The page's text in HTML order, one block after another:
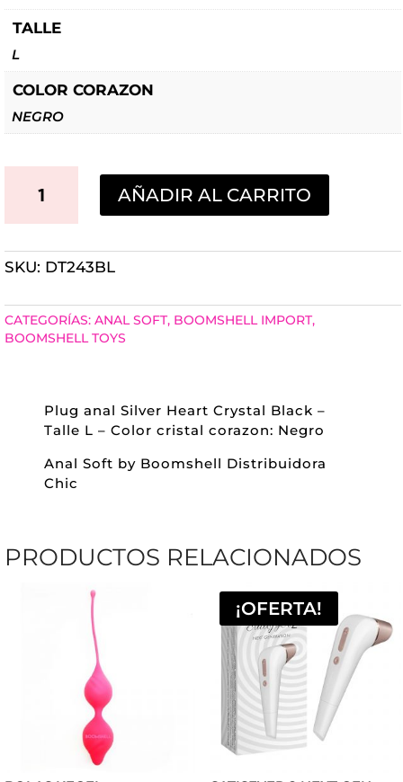
TALLE
L
COLOR CORAZON
NEGRO
HEART
CRYSTAL
BLACK
TALLE
CANTIDAD
AÑADIR AL CARRITO
SKU: DT243BL
CATEGORÍAS: ANAL SOFT, BOOMSHELL IMPORT,
BOOMSHELL TOYS
Plug anal Silver Heart Crystal Black –
Talle L – Color cristal corazon: Negro
Anal Soft by Boomshell Distribuidora
Chic
PRODUCTOS RELACIONADOS
¡OFERTA!